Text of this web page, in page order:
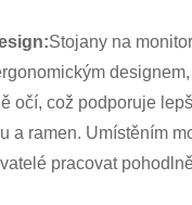
Stojany na
očí, což podporuje
a ramen. Umístěním
pracovat